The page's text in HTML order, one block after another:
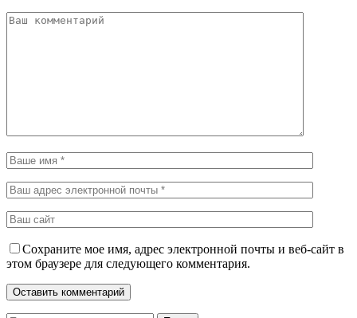
Сохраните мое имя, адрес электронной почты и веб-сайт в
этом браузере для следующего комментария.